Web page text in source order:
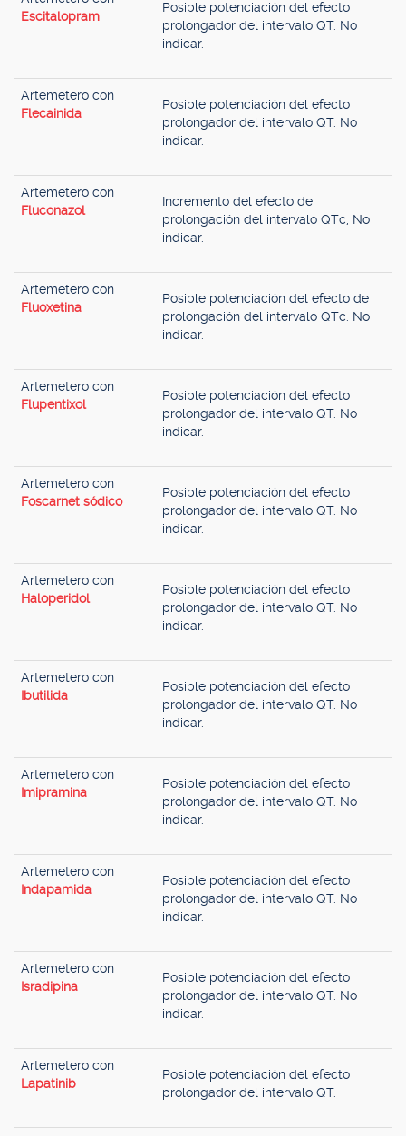
Escitalopram
Posible potenciación del efecto
prolongador del intervalo QT. No
indicar.
Artemetero con
Flecainida
Posible potenciación del efecto
prolongador del intervalo QT. No
indicar.
Artemetero con
Fluconazol
Incremento del efecto de
prolongación del intervalo QTc, No
indicar.
Artemetero con
Fluoxetina
Posible potenciación del efecto de
prolongación del intervalo QTc. No
indicar.
Artemetero con
Flupentixol
Posible potenciación del efecto
prolongador del intervalo QT. No
indicar.
Artemetero con
Foscarnet sódico
Posible potenciación del efecto
prolongador del intervalo QT. No
indicar.
Artemetero con
Haloperidol
Posible potenciación del efecto
prolongador del intervalo QT. No
indicar.
Artemetero con
Ibutilida
Posible potenciación del efecto
prolongador del intervalo QT. No
indicar.
Artemetero con
Imipramina
Posible potenciación del efecto
prolongador del intervalo QT. No
indicar.
Artemetero con
Indapamida
Posible potenciación del efecto
prolongador del intervalo QT. No
indicar.
Artemetero con
Isradipina
Posible potenciación del efecto
prolongador del intervalo QT. No
indicar.
Artemetero con
Lapatinib
Posible potenciación del efecto
prolongador del intervalo QT.